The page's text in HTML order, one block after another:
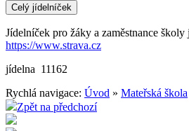
Celý jídelníček
Jídelníček pro žáky a zaměstnance školy
https://www.strava.cz
jídelna 11162
Rychlá navigace: Úvod » Mateřská škola
Zpět na předchozí